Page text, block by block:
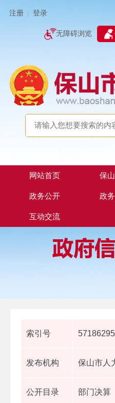
注册 登录
无障碍浏览
网站首页 保
政务公开 政
互动交流
索引号
发布机构 保山市人
公开目录 部门决算